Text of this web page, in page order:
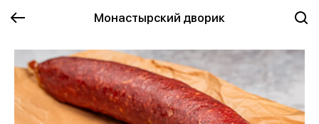
Монастырский дворик